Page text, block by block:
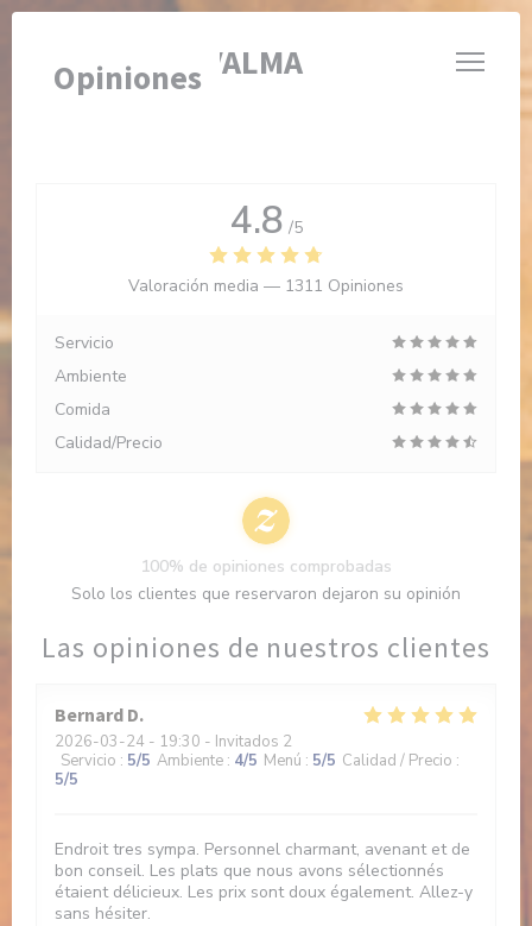
Personalización de sus opciones de cookies
BRASSERIE VALMA
Opiniones
Las opiniones de nuestros clientes
Bernard D
2026-03-24 - 19:30 - Invitados 2
Servicio : 5/5 Ambiente : 4/5 Menú : 5/5 Calidad / Precio :
5/5
Endroit tres sympa. Personnel charmant, avenant et de
bon conseil. Les plats que nous avons sélectionnés
étaient délicieux. Les prix sont doux également. Allez-y
sans hésiter.
4.8 /5
Valoración media — 1311 Opiniones
Servicio
Ambiente
Comida
Calidad/Precio
100% de opiniones comprobadas
Solo los clientes que reservaron dejaron su opinión